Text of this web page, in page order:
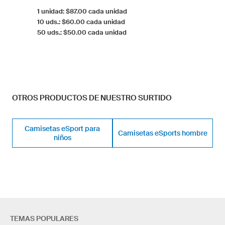
1 unidad: $87.00 cada unidad
10 uds.: $60.00 cada unidad
50 uds.: $50.00 cada unidad
OTROS PRODUCTOS DE NUESTRO SURTIDO
Camisetas eSport para
niños
Camisetas eSports hombre
TEMAS POPULARES